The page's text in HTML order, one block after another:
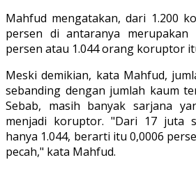
Mahfud mengatakan, dari 1.200
persen di antaranya merupakan
persen atau 1.044 orang koruptor
Meski demikian, kata Mahfud,
sebanding dengan jumlah kaum
Sebab, masih banyak sarjana
menjadi koruptor. "Dari 17 juta
hanya 1.044, berarti itu 0,0006
pecah," kata Mahfud.